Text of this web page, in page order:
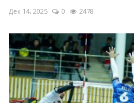
Дек 14, 2025 0 2478